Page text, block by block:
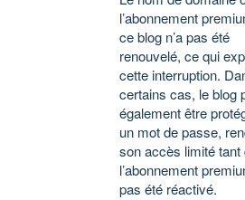
l’abonnement
ce blog n’a pas été
renouvelé, ce qui
cette interruption.
certains cas, le blog
également être
un mot de passe,
son accès limité tant
l’abonnement
pas été réactivé.